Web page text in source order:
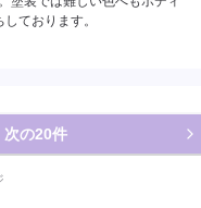
ております。
次の20件